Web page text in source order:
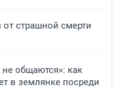
от страшной смерти
общаются»: как
в землянке посреди